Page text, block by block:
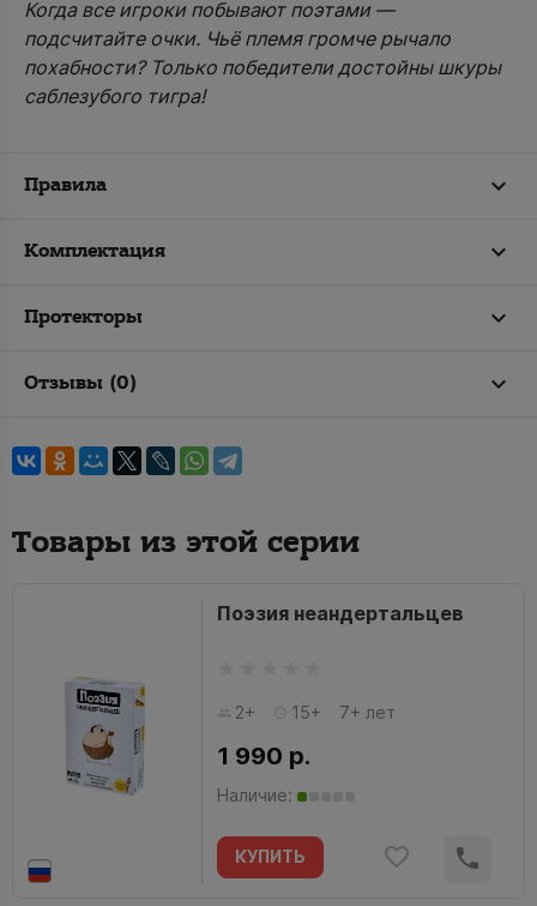
Когда все игроки побывают поэтами —
подсчитайте очки. Чьё племя громче рычало
похабности? Только победители достойны шкуры
саблезубого тигра!
Правила
Комплектация
Протекторы
Отзывы (0)
Товары из этой серии
Поэзия неандертальцев
2+ 15+ 7+ лет
1 990 р.
Наличие:
КУПИТЬ